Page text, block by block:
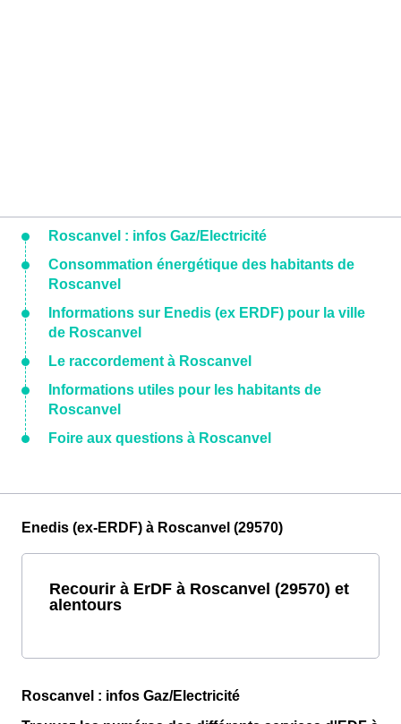
Roscanvel : infos Gaz/Electricité
Consommation énergétique des habitants de
Roscanvel
Informations sur Enedis (ex ERDF) pour la ville
de Roscanvel
Le raccordement à Roscanvel
Informations utiles pour les habitants de
Roscanvel
Foire aux questions à Roscanvel
Enedis (ex-ERDF) à Roscanvel (29570)
Recourir à ErDF à Roscanvel (29570) et
alentours
Roscanvel : infos Gaz/Electricité